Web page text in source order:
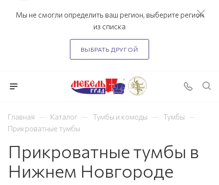
Мы не смогли определить ваш регион, выберите регион
из списка
ВЫБРАТЬ ДРУГОЙ
Главная — Каталог — Тумбы и комоды — Тумбы —
Прикроватные тумбы
Прикроватные тумбы в
Нижнем Новгороде